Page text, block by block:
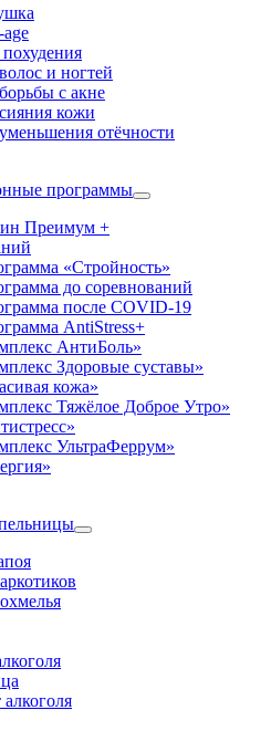
и ногтей
с акне
кожи
отёчности
программы
Преимум +
«Стройность»
до соревнований
после COVID-19
AntiStress+
АнтиБоль»
Здоровые суставы»
кожа»
Тяжёлое Доброе Утро»
УльтраФеррум»